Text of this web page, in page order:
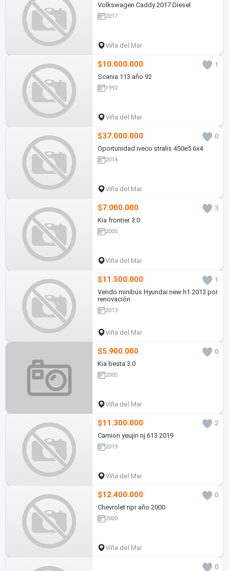
Volkswagen Caddy 2017 Diesel
2017
Viña del Mar
$10.000.000
1
Scania 113 año 92
1992
Viña del Mar
$37.000.000
0
Oportunidad iveco stralis 450e5 6x4
2014
Viña del Mar
$7.000.000
3
Kia frontier 3.0
2005
Viña del Mar
$11.500.000
1
Vendo minibús Hyundai new h1 2013 por
renovación
2013
Viña del Mar
$5.900.000
0
Kia besta 3.0
2005
Viña del Mar
$11.300.000
2
Camion yeujin nj 613 2019
2019
Viña del Mar
$12.400.000
0
Chevrolet npr año 2000
2000
Viña del Mar
0